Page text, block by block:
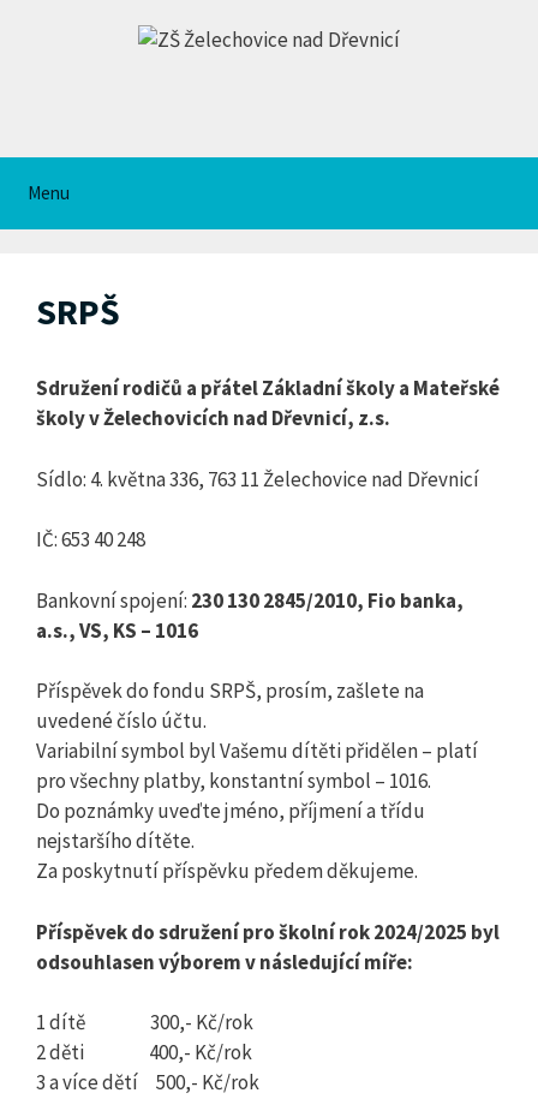
Menu
SRPŠ
Sdružení rodičů a přátel Základníškoly a Mateřské
školy v Želechovicích nad Dřevnicí, z.s.
Sídlo: 4. května 336, 763 11 Želechovice nad Dřevnicí
IČ: 653 40 248
Bankovní spojení: 230 130 2845/2010, Fio banka,
a.s., VS, KS – 1016
Příspěvek do fondu SRPŠ, prosím, zašlete na
uvedené číslo účtu.
Variabilní symbol byl Vašemu dítěti přidělen – platí
pro všechny platby, konstantní symbol – 1016.
Do poznámky uveďte jméno, příjmení a třídu
nejstaršího dítěte.
Za poskytnutí příspěvku předem děkujeme.
Příspěvek do sdružení pro školní rok 2024/2025 byl
odsouhlasen výborem v následující míře:
1 dítě 300,- Kč/rok
2 děti 400,- Kč/rok
3 a více dětí 500,- Kč/rok